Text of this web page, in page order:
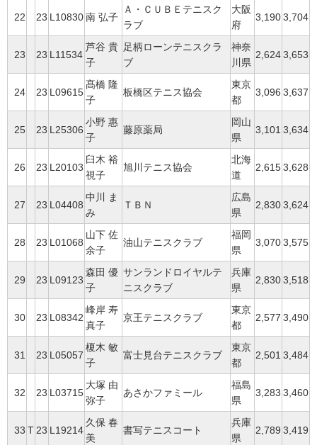
22 23 L10830南 弘子
Ａ・ＣＵＢＥテニスク
ラブ
大阪
府
3,1903,704
23 23 L11534
芦谷 貴
子
足柄ローンテニスクラ
ブ
神奈
川県
2,6243,653
24 23 L09615
髙橋 隆
子
板橋区テニス協会
東京
都
3,096 3,637
25 23 L25306
小野 惠
子
藤原薬局
岡山
県
3,101 3,634
26 23 L20103
臼木 裕
視子
旭川テニス協会
北海
道
2,6153,628
27 23 L04408
中川 ま
み
ＴＢＮ
広島
県
2,8303,624
28 23 L01068
山下 佐
余子
油山テニスクラブ
福岡
県
3,0703,575
29 23 L09123
森田 優
子
サンランドロイヤルテ
ニスクラブ
兵庫
県
2,8303,518
30 23 L08342
峰岸 寿
真子
京王テニスクラブ
東京
都
2,577 3,490
31 23 L05057
榎木 敏
子
富士見台テニスクラブ
東京
都
2,501 3,484
32 23 L03715
大塚 由
弥子
あさかファミール
福島
県
3,283 3,460
33 T 23 L19214
久保 春
美
書写テニスコート
兵庫
県
2,789 3,419